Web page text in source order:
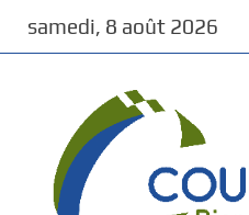
samedi, 8 août 2026